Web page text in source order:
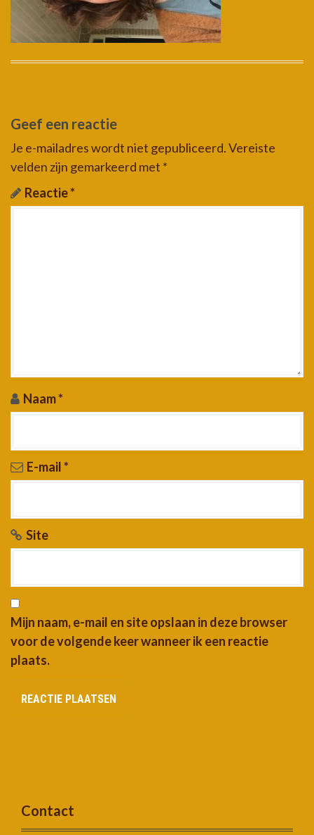
Geef een reactie
Je e-mailadres wordt niet gepubliceerd.Vereiste
velden zijn gemarkeerd met *
Reactie*
Naam*
E-mail*
Site
Mijn naam, e-mail en site opslaan in deze browser
voor de volgende keer wanneer ik een reactie
plaats.
Contact